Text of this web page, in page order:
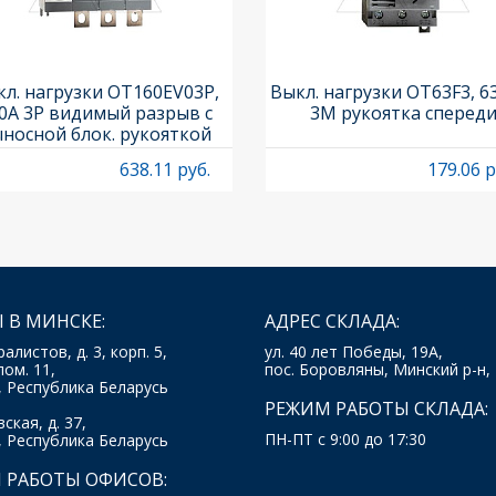
нагрузки OT160EV03P,
3P видимый разрыв с
блок. рукояткой
и осью OXP6X210
638.11 руб.
Выкл. нагрузки OT63F3,
3M рукоятка спереди
179.06
МИНСКЕ:
д. 3, корп. 5,
11,
Республика Беларусь
д. 37,
Республика Беларусь
ОФИСОВ:
АДРЕС СКЛАДА:
ул. 40 лет Победы, 19А,
пос. Боровляны, Минский р-н,
РЕЖИМ РАБОТЫ СКЛАДА:
ПН-ПТ с 9:00 до 17:30